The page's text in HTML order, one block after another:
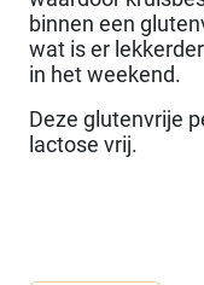
binnen een
wat is er
in het weekend.
Deze glutenvrije
lactose vrij.